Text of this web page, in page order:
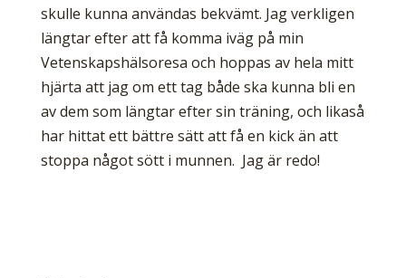
skulle kunna användas bekvämt. Jag verkligen
längtar efter att få komma iväg på min
Vetenskapshälsoresa och hoppas av hela mitt
hjärta att jag om ett tag både ska kunna bli en
av dem som längtar efter sin träning, och likaså
har hittat ett bättre sätt att få en kick än att
stoppa något sött i munnen. Jag är redo!